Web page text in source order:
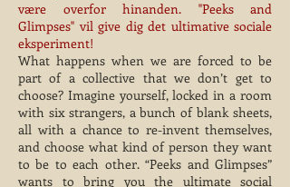
være overfor hinanden. ''Peeks and
Glimpses'' vil give dig det ultimative sociale
eksperiment!
What happens when we are forced to be
part of a collective that we don’t get to
choose? Imagine yourself, locked in a room
with six strangers, a bunch of blank sheets,
all with a chance to re-invent themselves,
and choose what kind of person they want
to be to each other. “Peeks and Glimpses”
wants to bring you the ultimate social